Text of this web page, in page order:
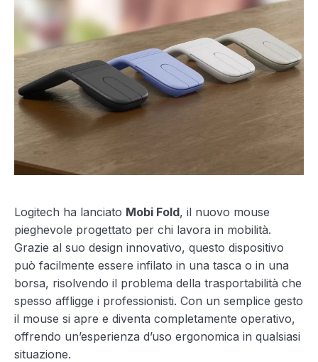
Logitech ha lanciato Mobi Fold, il nuovo mouse
pieghevole progettato per chi lavora in mobilità.
Grazie al suo design innovativo, questo dispositivo
può facilmente essere infilato in una tasca o in una
borsa, risolvendo il problema della trasportabilità che
spesso affligge i professionisti. Con un semplice gesto
il mouse si apre e diventa completamente operativo,
offrendo un’esperienza d’uso ergonomica in qualsiasi
situazione.